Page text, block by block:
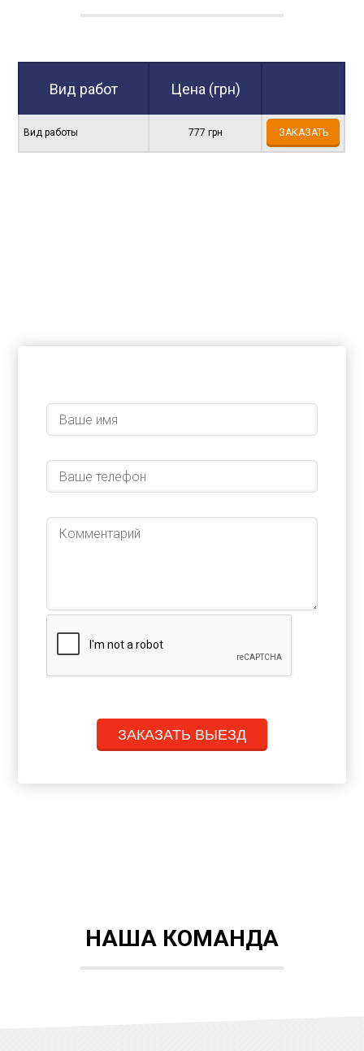
Вид работ Цена (грн)
Вид работы 777 грн ЗАКАЗАТЬ
ЗАКАЗАТЬ ВЫЕЗД
НАША КОМАНДА